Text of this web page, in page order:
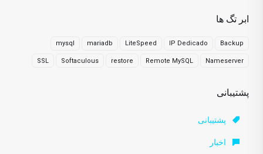
ابر تگ ها
Backup
IP Dedicado
LiteSpeed
mariadb
mysql
Nameserver
Remote MySQL
restore
Softaculous
SSL
پشتیبانی
پشتیبانی
اخبار